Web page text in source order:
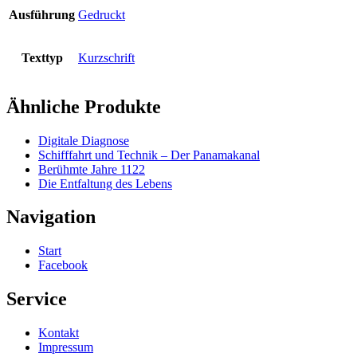
Ausführung Gedruckt
Texttyp Kurzschrift
Ähnliche Produkte
Digitale Diagnose
Schifffahrt und Technik – Der Panamakanal
Berühmte Jahre 1122
Die Entfaltung des Lebens
Navigation
Start
Facebook
Service
Kontakt
Impressum